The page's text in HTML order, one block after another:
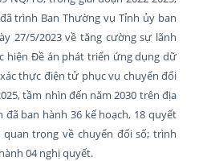
trình Ban Thường vụ Tỉnh ủy ban
27/5/2023 về tăng cường sự lãnh
hiện Đề án phát triển ứng dụng dữ
thực điện tử phục vụ chuyển đổi
tầm nhìn đến năm 2030 trên địa
đã ban hành 36 kế hoạch, 18 quyết
trọng về chuyển đổi số; trình
04 nghị quyết.